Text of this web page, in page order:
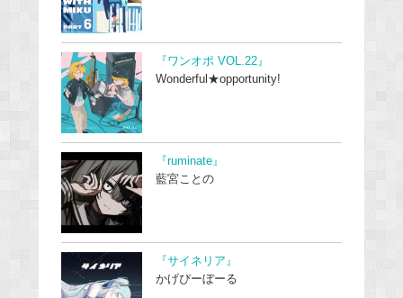
『ワンオポ VOL.22』
Wonderful★opportunity!
『ruminate』
藍宮ことの
『サイネリア』
かげぴーぼーる